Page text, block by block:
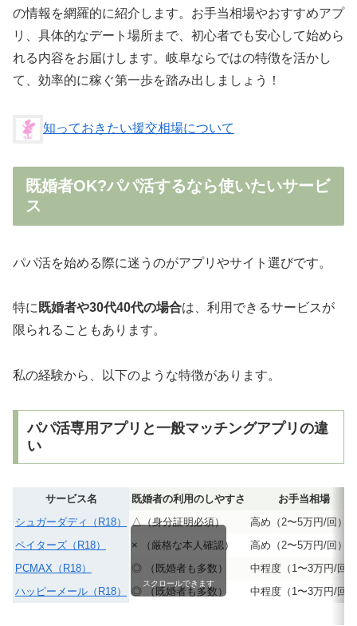
の情報を網羅的に紹介します。お手当相場やおすすめアプ
リ、具体的なデート場所まで、初心者でも安心して始めら
れる内容をお届けします。岐阜ならではの特徴を活かし
て、効率的に稼ぐ第一歩を踏み出しましょう！
知っておきたい援交相場について
既婚者OK?パパ活するなら使いたいサービ
ス
パパ活を始める際に迷うのがアプリやサイト選びです。
特に 既婚者や30代40代の場合は、利用できるサービスが
限られることもあります。
私の経験から、以下のような特徴があります。
パパ活専用アプリと一般マッチングアプリの違
い
サービス名 既婚者の利用のしやすさ
お手当相場
シュガーダディ（R18）
△（身分証明必須）
高め（2〜5万円/回）
ペイターズ（R18）
× （厳格な本人確認）
高め（2〜5万円/回）
PCMAX（R18）
◎ （既婚者も多数）
中程度（1〜3万円/回）
ハッピーメール（R18）
◎ （既婚者も多数） 中程度（1〜3万円/回）
スクロールできます